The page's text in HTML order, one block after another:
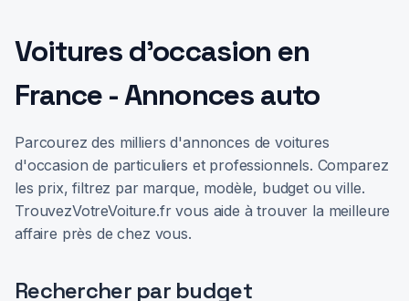
Voitures d'occasion en
France - Annonces auto
Parcourez des milliers d'annonces de voitures
d'occasion de particuliers et professionnels. Comparez
les prix, filtrez par marque, modèle, budget ou ville.
TrouvezVotreVoiture.fr vous aide à trouver la meilleure
affaire près de chez vous.
Rechercher par budget